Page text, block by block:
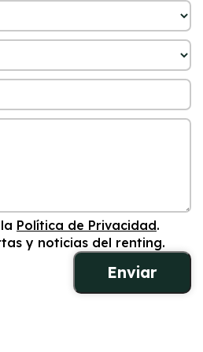
Política de Privacidad.
y noticias del renting.